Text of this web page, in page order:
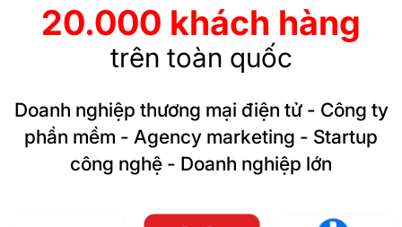
20.000 khách hàng
trên toàn quốc
Doanh nghiệp thương mại điện tử - Công ty
phần mềm - Agency marketing - Startup
công nghệ - Doanh nghiệp lớn